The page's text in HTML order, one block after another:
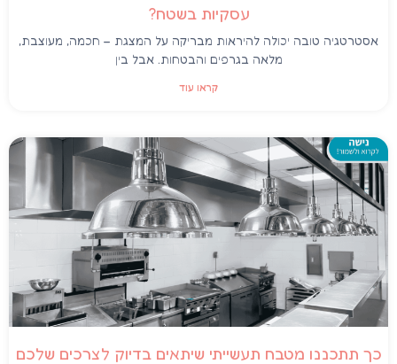
עסקיות בשטח?
אסטרטגיה טובה יכולה להיראות מבריקה על המצגת – חכמה, מעוצבת,
מלאה בגרפים והבטחות. אבל בין
קראו עוד
כך תתכננו מטבח תעשייתי שיתאים בדיוק לצרכים שלכם